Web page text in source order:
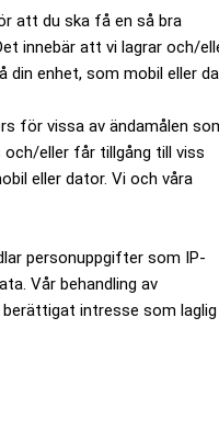
att du ska få en så bra
innebär att vi lagrar och/
enhet, som mobil eller
för vissa av ändamålen
eller får tillgång till viss
eller dator. Vi och våra
personuppgifter som IP-
Vår behandling av
intresse som laglig